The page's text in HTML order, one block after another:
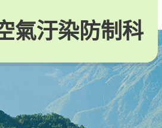
氣汙染防制科